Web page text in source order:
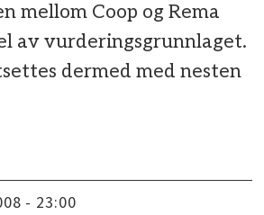
mellom Coop og Rema
av vurderingsgrunnlaget.
dermed med nesten
- 23:00